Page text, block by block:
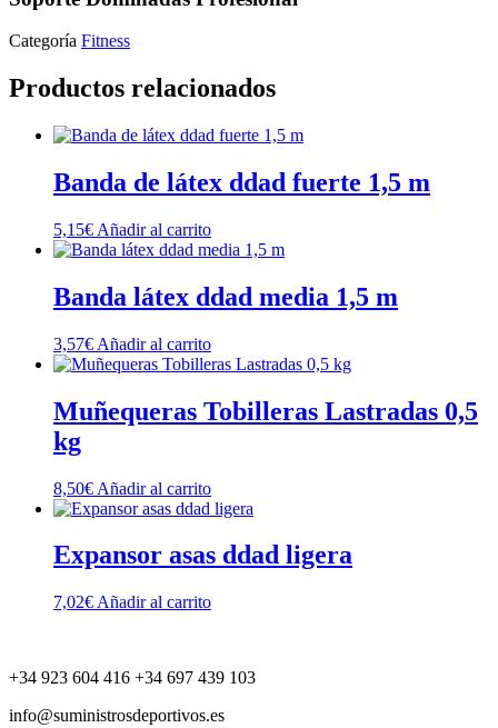
Categoría Fitness
Productos relacionados
Banda de látex ddad fuerte 1,5 m
5,15€ Añadir al carrito
Banda látex ddad media 1,5 m
3,57€ Añadir al carrito
Muñequeras Tobilleras Lastradas 0,5
kg
8,50€ Añadir al carrito
Expansor asas ddad ligera
7,02€ Añadir al carrito
+34 923 604 416 +34 697 439 103
info@suministrosdeportivos.es